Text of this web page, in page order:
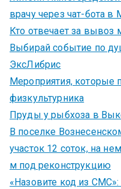
врачу через чат-бота в
Кто отвечает за вывоз
Выбирай событие по
ЭксЛибрис
Мероприятия, которые
физкультурника
Пруды у рыбхоза в
В поселке
участок 12 соток, на
м под реконструкцию
«Назовите код из